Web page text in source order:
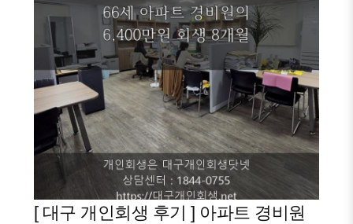
[ 대구 개인회생 후기 ] 아파트 경비원